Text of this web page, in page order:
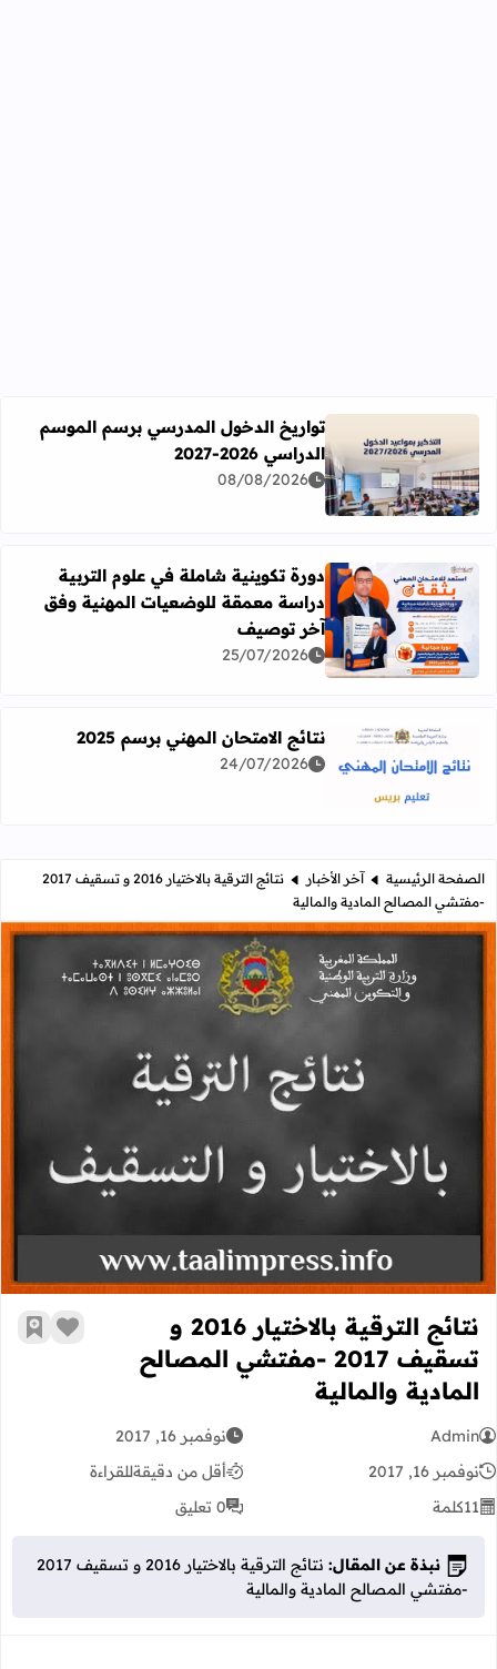
اقرأ المزيد عن تواريخ الدخول المدرسي برسم الموسم الدراسي 2026-
تواريخ الدخول المدرسي برسم الموسم
الدراسي 2026-2027
08/08/2026
اقرأ المزيد عن دورة تكوينية شاملة في علوم التربية
دورة تكوينية شاملة في علوم التربية
دراسة معمقة للوضعيات المهنية وفق
آخر توصيف
25/07/2026
اقرأ المزيد عن نتائج الامتحان المهني برسم 2025
نتائج الامتحان المهني برسم 2025
24/07/2026
الصفحة الرئيسية آخر الأخبار
نتائج الترقية بالاختيار 2016 و تسقيف 2017
-مفتشي المصالح المادية والمالية
نتائج الترقية بالاختيار 2016 و
تسقيف 2017 -مفتشي المصالح
المادية والمالية
زر أضف
Admin
نوفمبر 16, 2017
نوفمبر 16, 2017
أقل من دقيقةللقراءة
11كلمة 0 تعليق
نبذة عن المقال:
نتائج الترقية بالاختيار 2016 و تسقيف 2017
-مفتشي المصالح المادية والمالية